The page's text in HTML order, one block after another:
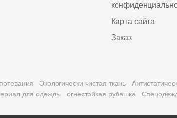
Карта сайта
Заказ
Экологически чистая ткань
для одежды огнестойкая рубашка